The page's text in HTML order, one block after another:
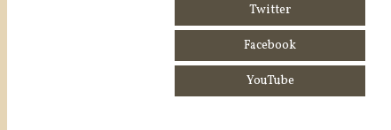
Twitter
Facebook
YouTube